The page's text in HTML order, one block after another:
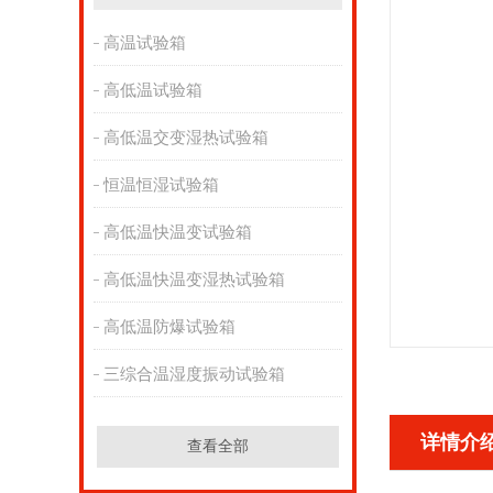
高温试验箱
高低温试验箱
高低温交变湿热试验箱
恒温恒湿试验箱
高低温快温变试验箱
高低温快温变湿热试验箱
高低温防爆试验箱
三综合温湿度振动试验箱
查看全部 详情介